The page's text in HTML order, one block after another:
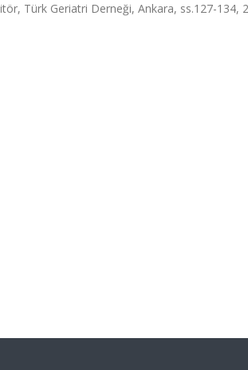
Türk Geriatri Derneği, Ankara, ss.127-134,